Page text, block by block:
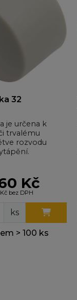
32
je určena k
trvalému
rozvodu
Kč
Kč bez DPH
ks
> 100 ks